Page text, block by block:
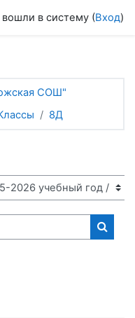
в систему (Вход)
СОШ"
8Д
Поиск